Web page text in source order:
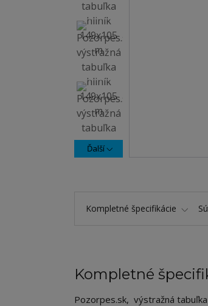
Ďalší
Kompletné špecifikácie
Kompletné
Pozorpes.sk, výstražná tabuľka